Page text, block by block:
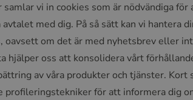
vi in cookies som är nödvändiga
med dig. På så sätt kan vi hantera
oavsett om det är med nyhetsbrev
oss att konsolidera vårt
av våra produkter och tjänster. Kort
profileringstekniker för att informera dig